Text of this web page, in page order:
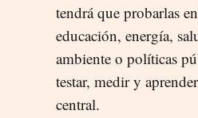
tendrá que probarlas
educación, energía,
ambiente o políticas
testar, medir y
central.